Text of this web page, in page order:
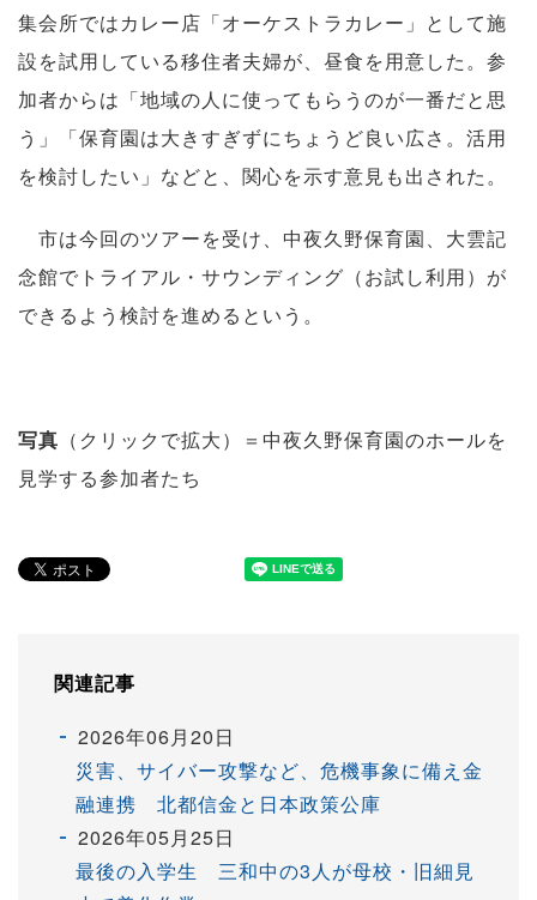
集会所ではカレー店「オーケストラカレー」として施
設を試用している移住者夫婦が、昼食を用意した。参
加者からは「地域の人に使ってもらうのが一番だと思
う」「保育園は大きすぎずにちょうど良い広さ。活用
を検討したい」などと、関心を示す意見も出された。
市は今回のツアーを受け、中夜久野保育園、大雲記
念館でトライアル・サウンディング（お試し利用）が
できるよう検討を進めるという。
写真 （クリックで拡大）＝中夜久野保育園のホールを
見学する参加者たち
関連記事
2026年06月20日
災害、サイバー攻撃など、危機事象に備え金
融連携 北都信金と日本政策公庫
2026年05月25日
最後の入学生 三和中の3人が母校・旧細見